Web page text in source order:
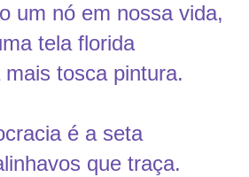
um nó em nossa vida,
tela florida
mais tosca pintura.
é a seta
que traça.